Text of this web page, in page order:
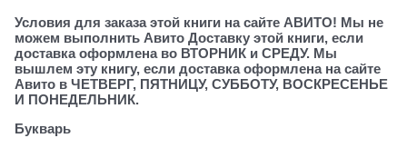
Условия для заказа этой книги на сайте АВИТО! Мы не
можем выполнить Авито Доставку этой книги, если
доставка оформлена во ВТОРНИК и СРЕДУ. Мы
вышлем эту книгу, если доставка оформлена на сайте
Авито в ЧЕТВЕРГ, ПЯТНИЦУ, СУББОТУ, ВОСКРЕСЕНЬЕ
И ПОНЕДЕЛЬНИК.
Букварь